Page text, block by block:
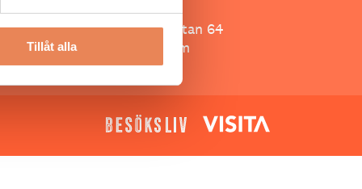
Tillåt alla
Besöksliv
Spoon, Brännkyrkagatan 64
118 23 Stockholm